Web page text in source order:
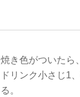
焼き色がついたら
ドリンク小さじ1
る。